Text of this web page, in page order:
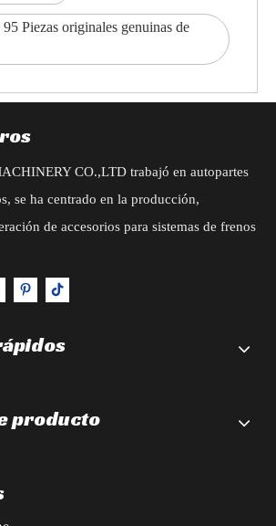
Piezas originales genuinas de
CO.,LTD trabajó en autopartes
se ha centrado en la producción,
de accesorios para sistemas de frenos
producto